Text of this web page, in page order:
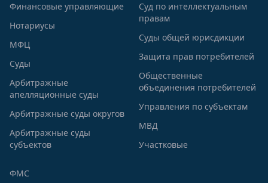
Финансовые управляющие
Нотариусы
МФЦ
Суды
Арбитражные
апелляционные суды
Арбитражные суды округов
Арбитражные суды
субъектов
Суд по интеллектуальным
правам
Суды общей юрисдикции
Защита прав потребителей
Общественные
объединения потребителей
Управления по субъектам
МВД
Участковые
ФМС